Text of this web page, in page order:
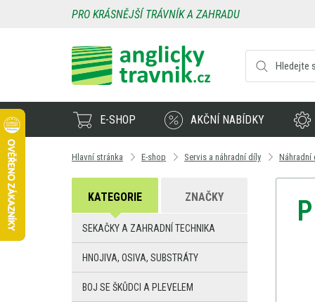
PRO KRÁSNĚJŠÍ TRÁVNÍK A ZAHRADU
E-SHOP AKČNÍ NABÍDKY
Hlavní stránka E-shop Servis a náhradní díly Náhradní
KATEGORIE ZNAČKY
SEKAČKY A ZAHRADNÍ TECHNIKA
HNOJIVA, OSIVA, SUBSTRÁTY
BOJ SE ŠKŮDCI A PLEVELEM